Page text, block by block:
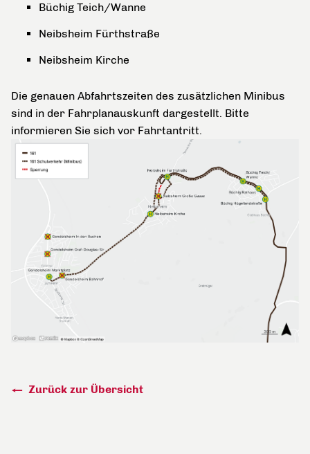
Büchig Teich/Wanne
Neibsheim Fürthstraße
Neibsheim Kirche
Die genauen Abfahrtszeiten des zusätzlichen Minibus
sind in der Fahrplanauskunft dargestellt. Bitte
informieren Sie sich vor Fahrtantritt.
Zurück zur Übersicht